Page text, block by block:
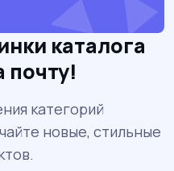
каталога
почту!
категорий
новые, стильные